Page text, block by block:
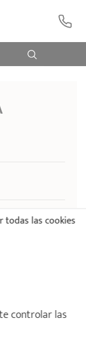
olvidada
controlar las
todas las cookies